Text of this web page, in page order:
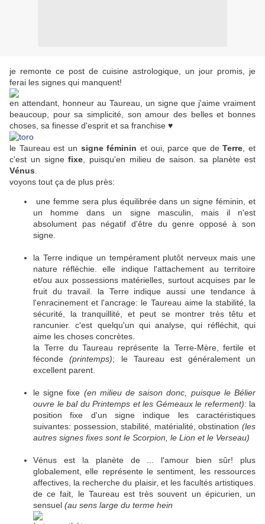
je remonte ce post de cuisine astrologique, un jour promis, je
ferai les signes qui manquent!
en attendant, honneur au Taureau, un signe que j'aime vraiment
beaucoup, pour sa simplicité, son amour des belles et bonnes
choses, sa finesse d'esprit et sa franchise ♥
le Taureau est un signe féminin et oui, parce que deTerre , et
c'est un signefixe , puisqu'en milieu de saison. sa planète est
Vénus
voyons tout ça de plus près:
une femme sera plus équilibrée dans un signe féminin, et
un homme dans un signe masculin, mais il n'est
absolument pas négatif d'être du genre opposé à son
signe.
la Terre indique un tempérament plutôt nerveux mais une
nature réfléchie. elle indique l'attachement au territoire
et/ou aux possessions matérielles, surtout acquises par le
fruit du travail. la Terre indique aussi une tendance à
l'enracinement et l'ancrage: le Taureau aime la stabilité, la
sécurité, la tranquillité, et peut se montrer très têtu et
rancunier. c'est quelqu'un qui analyse, qui réfléchit, qui
aime les choses concrètes.
la Terre du Taureau représente la Terre-Mère, fertile et
féconde(printemps); le Taureau est généralement un
excellent parent.
le signe fixe (en milieu de saison donc, puisque le Bélier
ouvre le bal du Printemps et les Gémeaux le referment): la
position fixe d'un signe indique les caractéristiques
suivantes: possession, stabilité, matérialité, obstination (les
autres signes fixes sont le Scorpion, le Lion et le Verseau)
Vénus est la planète de ... l'amour bien sûr! plus
globalement, elle représente le sentiment, les ressources
affectives, la recherche du plaisir, et les facultés artistiques.
de ce fait, le Taureau est très souvent un épicurien, un
sensuel (au sens large du terme hein